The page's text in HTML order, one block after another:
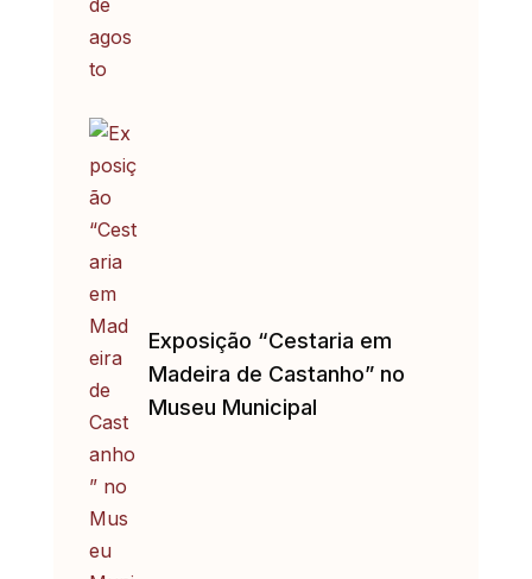
Exposição “Cestaria em
Madeira de Castanho” no
Museu Municipal